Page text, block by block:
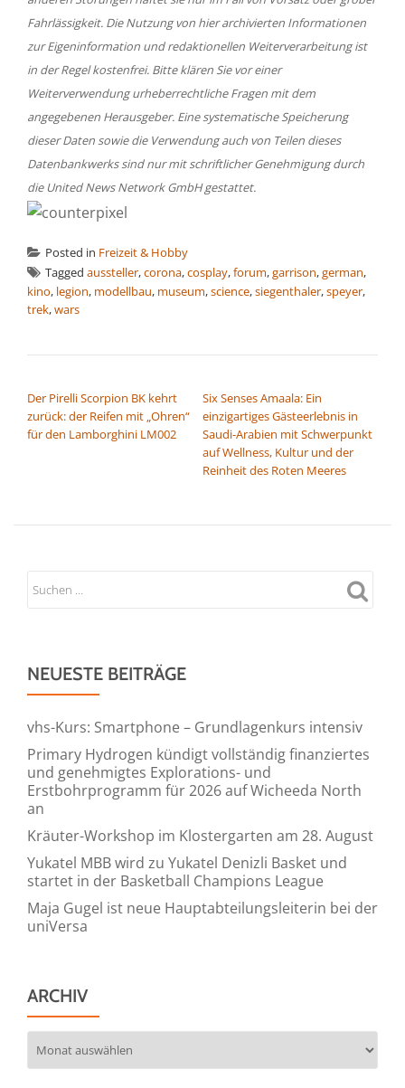
Fahrlässigkeit. Die Nutzung von hier archivierten Informationen
zur Eigeninformation und redaktionellen Weiterverarbeitung ist
in der Regel kostenfrei. Bitte klären Sie vor einer
Weiterverwendung urheberrechtliche Fragen mit dem
angegebenen Herausgeber. Eine systematische Speicherung
dieser Daten sowie die Verwendung auch von Teilen dieses
Datenbankwerks sind nur mit schriftlicher Genehmigung durch
die United News Network GmbH gestattet.
Posted in Freizeit & Hobby
Tagged aussteller,corona,cosplay,forum,garrison,german,
kino, legion, modellbau, museum,science,siegenthaler,speyer,
trek,wars
Der Pirelli Scorpion BK kehrt
zurück: der Reifen mit „Ohren“
für den Lamborghini LM002
Six Senses Amaala: Ein
einzigartiges Gästeerlebnis in
Saudi-Arabien mit Schwerpunkt
auf Wellness, Kultur und der
Reinheit des Roten Meeres
NEUESTE BEITRÄGE
vhs-Kurs: Smartphone – Grundlagenkurs intensiv
Primary Hydrogen kündigt vollständig finanziertes
und genehmigtes Explorations- und
Erstbohrprogramm für 2026 auf Wicheeda North
an
Kräuter-Workshop im Klostergarten am 28. August
Yukatel MBB wird zu Yukatel Denizli Basket und
startet in der Basketball Champions League
Maja Gugel ist neue Hauptabteilungsleiterin bei der
uniVersa
ARCHIV